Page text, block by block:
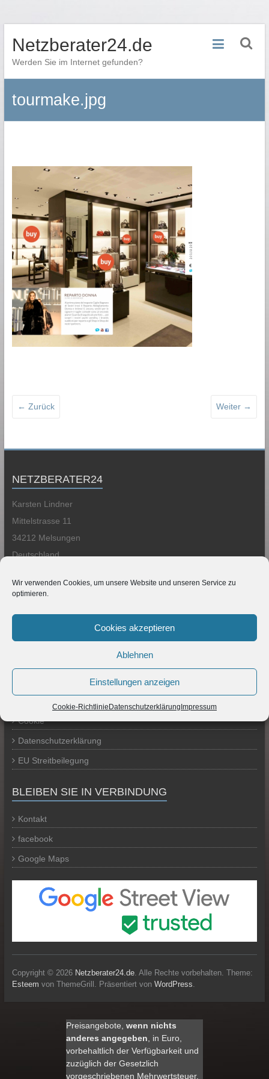
Wir verwenden Cookies, um unsere Website und unseren Service zu
optimieren.
Cookies akzeptieren
Ablehnen
Einstellungen anzeigen
Cookie-Richtlinie Datenschutzerklärung Impressum
InhaltNetzberater24.de
Werden Sie im Internet gefunden?
tourmake.jpg
← Zurück Weiter →
NETZBERATER24
Karsten Lindner
Mittelstrasse 11
34212 Melsungen
Deutschland
GESCHÄFTSZEITEN
Montag - Freitag: 9 -18 Uhr
TERMS & CONDITIONS
Cookie
Datenschutzerklärung
EU Streitbeilegung
BLEIBEN SIE IN VERBINDUNG
Kontakt
facebook
Google Maps
Copyright © 2026 Netzberater24.de. Alle Rechte vorbehalten. Theme:
Esteem von ThemeGrill. Präsentiert von WordPress.
Preisangebote, wenn nichts
anderes angegeben , in Euro,
vorbehaltlich der Verfügbarkeit und
zuzüglich der Gesetzlich
vorgeschriebenen Mehrwertsteuer,